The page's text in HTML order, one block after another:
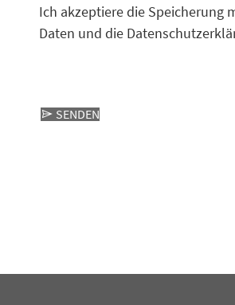
Ich akzeptiere die Speicherung
Daten und die
SENDEN